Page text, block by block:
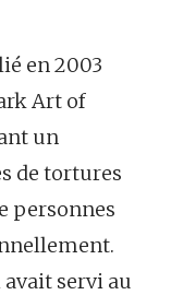
en 2003
Art of
un
de tortures
personnes
servi au